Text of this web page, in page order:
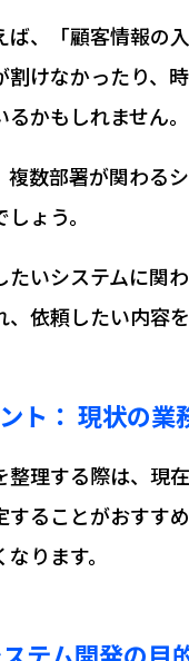
ば、「顧客情報の
割けなかったり、
るかもしれません。
複数部署が関わる
ょう。
たいシステムに関
、依頼したい内容
ト： 現状の業
整理する際は、現
することがおすす
ります。